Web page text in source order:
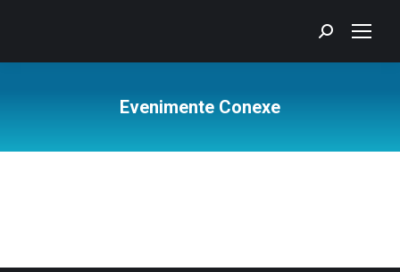
Search:
Evenimente Conexe